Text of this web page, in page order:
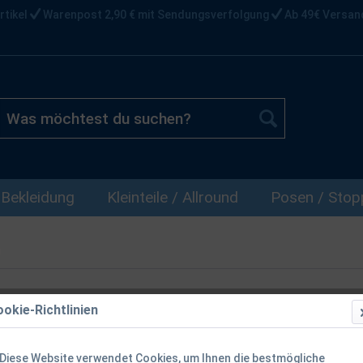
Warenpost 2,90 € mit Sendungsverfolgung Ab 49€
Bekleidung Kleinteile / Allround Posen /
Balzer
Richtlinien
Diese Website verwendet Cookies, um Ihnen die bestmögliche